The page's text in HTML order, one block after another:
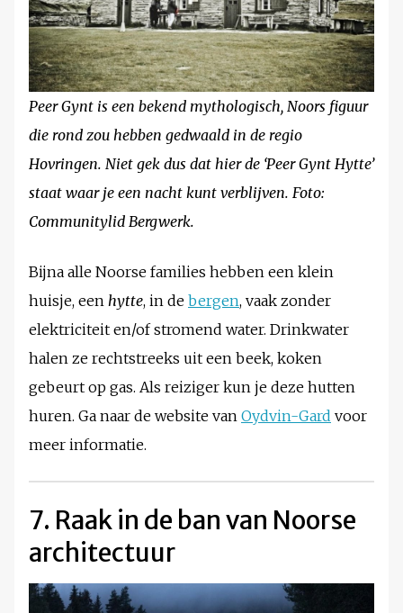
Peer Gynt is een bekend mythologisch, Noors figuur
die rond zou hebben gedwaald in de regio
Hovringen. Niet gek dus dat hierde ‘Peer Gynt Hytte’
staat waar je een nacht kunt verblijven. Foto:
Communitylid Bergwerk.
Bijna alle Noorse families hebben een klein
huisje, een hytte, in de bergen, vaak zonder
elektriciteit en/of stromend water. Drinkwater
halen ze rechtstreeks uit een beek, koken
gebeurt op gas. Als reiziger kun je deze hutten
huren. Ga naar de website van Oydvin-Gard voor
meer informatie.
7. Raak in de ban van Noorse
architectuur